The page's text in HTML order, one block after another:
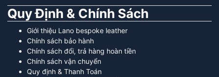
Quy Định & Chính Sách
Giới thiệu Lano bespoke leather
Chính sách bảo hành
Chính sách đổi, trả hàng hoàn tiền
Chính sách vận chuyển
Quy định & Thanh Toán